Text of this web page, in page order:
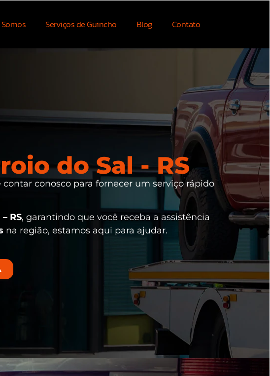
Serviços de Guincho Blog Contato
do Sal - RS
contar conosco para fornecer um serviço rápido
RS, garantindo que você receba a assistência
na região, estamos aqui para ajudar.